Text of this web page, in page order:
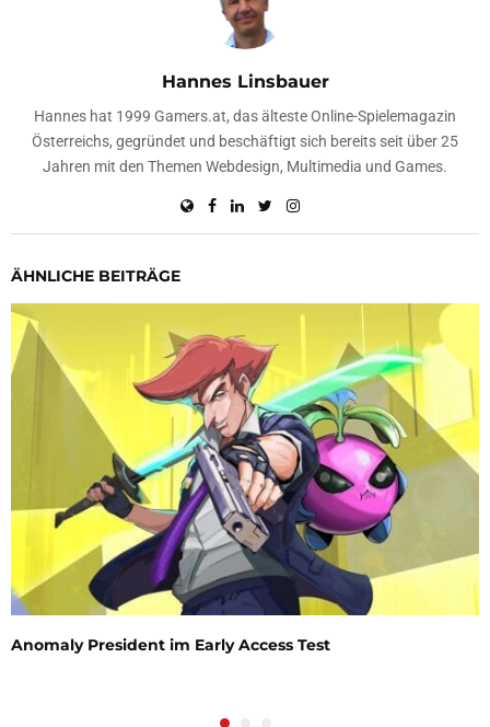
Hannes Linsbauer
Hannes hat 1999 Gamers.at, das älteste Online-Spielemagazin
Österreichs, gegründet und beschäftigt sich bereits seit über 25
Jahren mit den Themen Webdesign, Multimedia und Games.
ÄHNLICHE BEITRÄGE
Anomaly President im Early Access Test